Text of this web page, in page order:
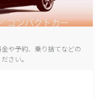
や予約、乗り捨てなどの
さい。